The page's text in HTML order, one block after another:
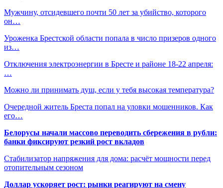
Мужчину, отсидевшего почти 50 лет за убийство, которого
он…
Уроженка Брестской области попала в число призеров одного
из…
Отключения электроэнергии в Бресте и районе 18-22 апреля:
…
Можно ли принимать душ, если у тебя высокая температура?
Очередной житель Бреста попал на уловки мошенников. Как
его…
Белорусы начали массово переводить сбережения в рубли:
банки фиксируют резкий рост вкладов
Стабилизатор напряжения для дома: расчёт мощности перед
отопительным сезоном
Доллар ускоряет рост: рынки реагируют на смену